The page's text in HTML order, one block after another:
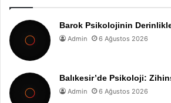
Barok Psikolojinin
Admin 6 Ağustos 2026
Balıkesir’de Psikoloji:
Admin 6 Ağustos 2026